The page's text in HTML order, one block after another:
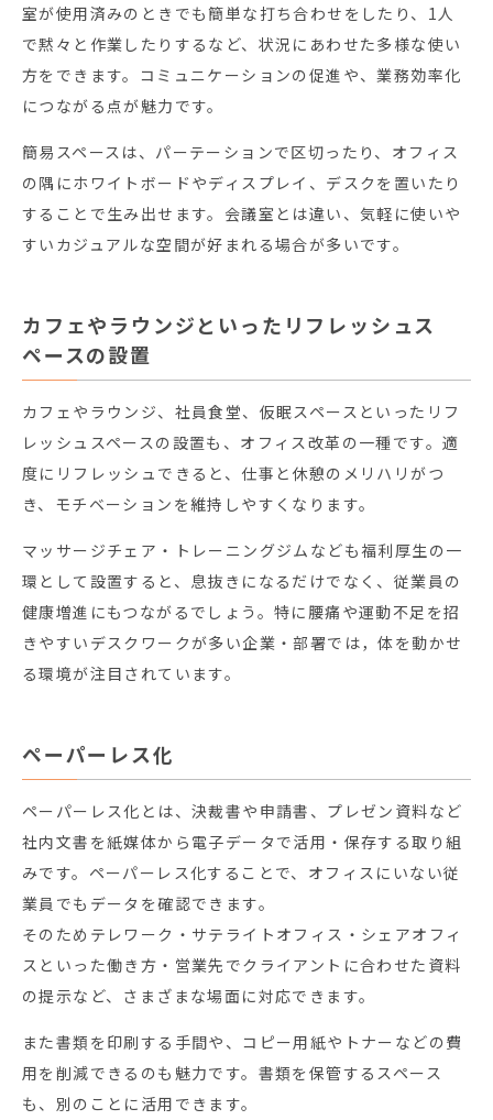
室が使用済みのときでも簡単な打ち合わせをしたり、1人
で黙々と作業したりするなど、状況にあわせた多様な使い
方をできます。コミュニケーションの促進や、業務効率化
につながる点が魅力です。
簡易スペースは、パーテーションで区切ったり、オフィス
の隅にホワイトボードやディスプレイ、デスクを置いたり
することで生み出せます。会議室とは違い、気軽に使いや
すいカジュアルな空間が好まれる場合が多いです。
カフェやラウンジといったリフレッシュス
ペースの設置
カフェやラウンジ、社員食堂、仮眠スペースといったリフ
レッシュスペースの設置も、オフィス改革の一種です。適
度にリフレッシュできると、仕事と休憩のメリハリがつ
き、モチベーションを維持しやすくなります。
マッサージチェア・トレーニングジムなども福利厚生の一
環として設置すると、息抜きになるだけでなく、従業員の
健康増進にもつながるでしょう。特に腰痛や運動不足を招
きやすいデスクワークが多い企業・部署では，体を動かせ
る環境が注目されています。
ペーパーレス化
ペーパーレス化とは、決裁書や申請書、プレゼン資料など
社内文書を紙媒体から電子データで活用・保存する取り組
みです。ペーパーレス化することで、オフィスにいない従
業員でもデータを確認できます。
そのためテレワーク・サテライトオフィス・シェアオフィ
スといった働き方・営業先でクライアントに合わせた資料
の提示など、さまざまな場面に対応できます。
また書類を印刷する手間や、コピー用紙やトナーなどの費
用を削減できるのも魅力です。書類を保管するスペース
も、別のことに活用できます。